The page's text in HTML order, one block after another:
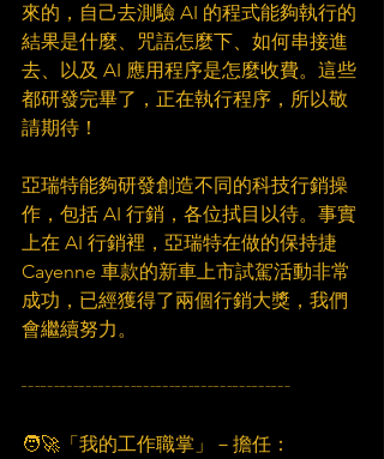
來的，自己去測驗 AI 的程式能夠執行的
結果是什麼、咒語怎麼下、如何串接進
去、以及 AI 應用程序是怎麼收費。這些
都研發完畢了，正在執行程序，所以敬
請期待！
亞瑞特能夠研發創造不同的科技行銷操
作，包括 AI 行銷，各位拭目以待。事實
上在 AI 行銷裡，亞瑞特在做的保持捷
Cayenne 車款的新車上市試駕活動非常
成功，已經獲得了兩個行銷大獎，我們
會繼續努力。
┄┄┄┄┄┄┄┄┄┄┄┄┄┄
🧑‍🚀「我的工作職掌」－擔任：